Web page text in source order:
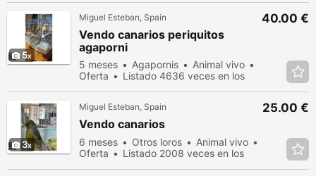
5
Miguel Esteban, Spain
Vendo canarios periquitos
agaporni
5 meses Agapornis
Animal vivo
Oferta
Listado 4636 veces en los
40.00 €
3
Miguel Esteban, Spain
Vendo canarios
6 meses Otros loros
Animal vivo
Oferta
Listado 2008 veces en los
25.00 €